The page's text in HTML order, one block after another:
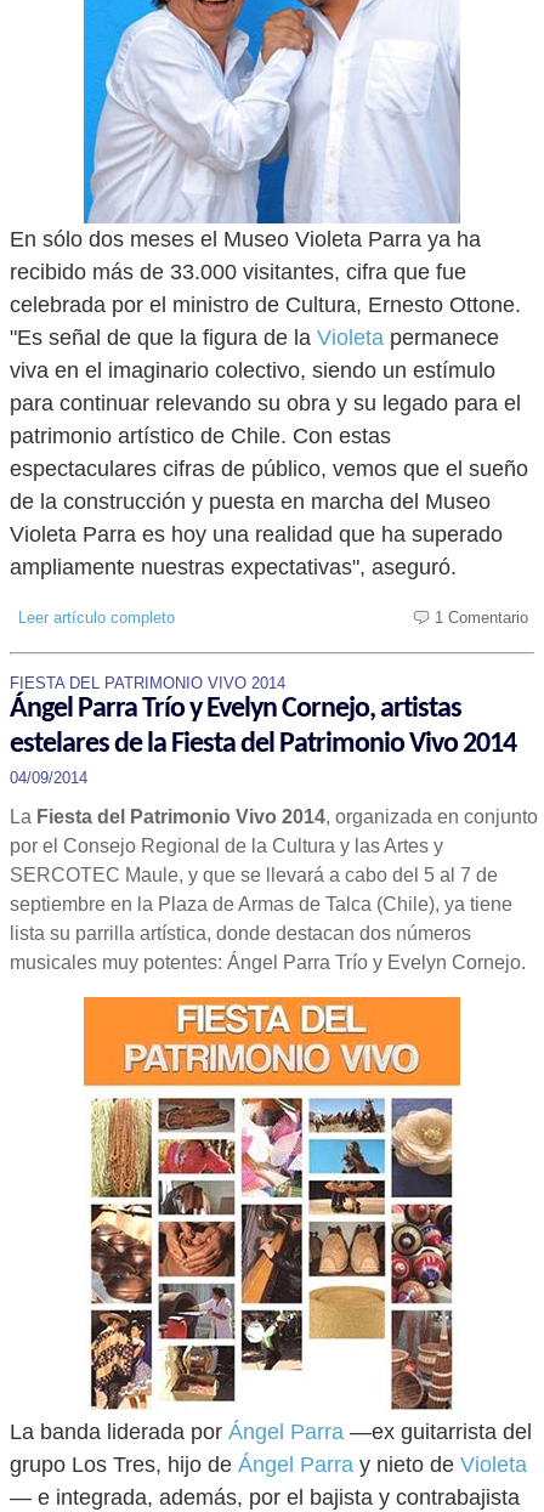
En sólo dos meses el Museo Violeta Parra ya ha
recibido más de 33.000 visitantes, cifra que fue
celebrada por el ministro de Cultura, Ernesto Ottone.
"Es señal de que la figura de la Violeta permanece
viva en el imaginario colectivo, siendo un estímulo
para continuar relevando su obra y su legado para el
patrimonio artístico de Chile. Con estas
espectaculares cifras de público, vemos que el sueño
de la construcción y puesta en marcha del Museo
Violeta Parra es hoy una realidad que ha superado
ampliamente nuestras expectativas", aseguró.
Leer artículo completo 1 Comentario
FIESTA DEL PATRIMONIO VIVO 2014
Ángel Parra Trío y Evelyn Cornejo, artistas
estelares de la Fiesta del Patrimonio Vivo 2014
04/09/2014
La Fiesta del Patrimonio Vivo 2014, organizada en conjunto
por el Consejo Regional de la Cultura y las Artes y
SERCOTEC Maule, y que se llevará a cabo del 5 al 7 de
septiembre en la Plaza de Armas de Talca (Chile), ya tiene
lista su parrilla artística, donde destacan dos números
musicales muy potentes: Ángel Parra Trío y Evelyn Cornejo.
La banda liderada por Ángel Parra —ex guitarrista del
grupo Los Tres, hijo de Ángel Parra y nieto de Violeta
— e integrada, además, por el bajista y contrabajista